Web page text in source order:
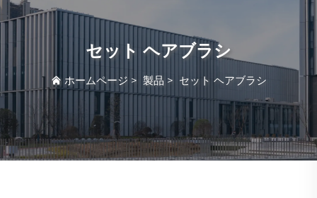
セット ヘアブラシ
ホームページ > 製品 > セット ヘアブラシ